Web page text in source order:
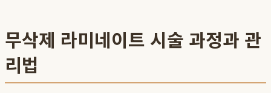
무삭제 라미네이트 시술 과정과 관
리법